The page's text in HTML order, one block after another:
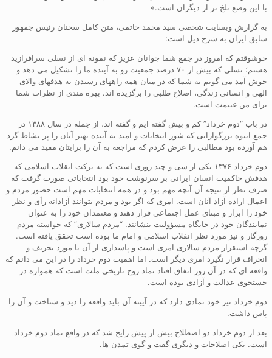
با این وضع تلخ تر از دیگران است.»
به گزارش وبسایت شخصی سید محمد خاتمی، متن کامل سخنان رئیس جمهور
سابق ایران به شرح ذیل است:
خوشوقتم که امروز در جمع شما جوانان عزیز که نمونه ای از نسلی سرافرازید
هستم؛ نسلی که بیش از ۷۰ درصد جمعیت رو به آینده ما را تشکیل می دهد و
خوش آمد می گویم به شما که در میان همه راههای رسیدن به هدفهای والای
الهی و انسانی زندگی، اصلاح طلبی را برگزیده اند. بهره مندی از نظرات شما
برای من غنیمت است.
در باب “دوم خرداد” کم و بیش گفته ایم و گفته اند، از جمله در سال ۱۳۸۸ در
جمع انبوه بزرگوارانی که شور انتخابات و امید به آینده بهتر آنان را پر نشاط گرد
هم آورده بود مطالبی را عرض کردم که مراجعه به آن را برایتان مفید می دانم.
دوم خرداد ۱۳۷۶ یکی از سی و چند روزی است که به برکت انقلاب اسلامی که
هدفش حاکمیت انسان ایرانی بر سرنوشت خود بود انتخاباتی صورت گرفت که
صرف نظر از نتیجه آن آنچه مهم بود و در همه انتخابات مهم است حضور مردم و
اعمال اراده آزاد آنان است. امری که اگر بود و مردم بتوانند آزادانه رأی و نظر
خود را ابراز و مبنای عمل اجتماعی قرار دهند و معتمدان خود را به عنوان
نمایندگان خود در جایگاه مسؤولیت بنشانند. “مردم سالاری” که خواسته مردم
روزگار و نیز مورد نظر انقلاب اسلامی و امام ما بوده است تحقق یافته است.
گرچه استقرار مردم سالاری امری است و پاسداری از آن تا مورد تحریف و
انحراف قرار نگیرد امری دیگر است. اما اهمیت دوم خرداد را در این می دانم که
واقعه ای که در آن روز اتفاق افتاد نماد روح تاریخی ملت است که همواره در
جستجوی عدالت و آزادی بوده است.
دوم خرداد نیز خود نمادی دارد که در آیینه آن باید واقعه را دید و شناخت و آن را
پاس داشت.
بعد از دوم خرداد دو اصطلاح بیش از پیش رایج شد که در واقع نماد دوم خرداد
است. یکی اصلاحات و دیگری گفت و گوی تمدن ها.